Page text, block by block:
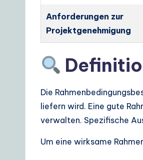
Anforderungen zur
Projektgenehmigung
Die
liefern wird. Eine gute
verwalten. Spezifische
Um eine wirksame